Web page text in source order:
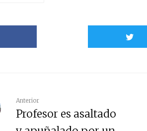
Anterior
Profesor es asaltado